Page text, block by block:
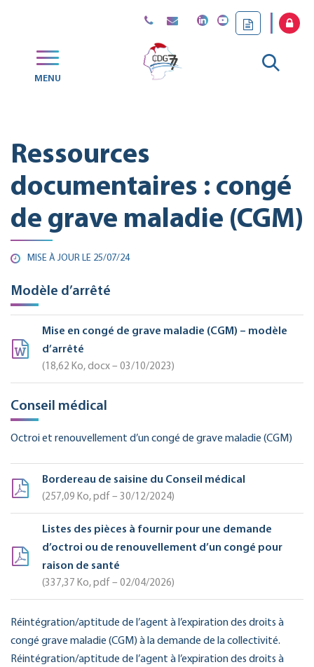
MENU
Aller
Ressources
documentaires : congé
de grave maladie (CGM)
MISE À JOUR LE 25/07/24
Modèle d’arrêté
Mise en congé de grave maladie (CGM) – modèle
d’arrêté
18,62 Ko, docx – 03/10/2023
Conseil médical
Octroi et renouvellement d’un congé de grave maladie (CGM)
Bordereau de saisine du Conseil médical
257,09 Ko, pdf – 30/12/2024
Listes des pièces à fournir pour une demande
d’octroi ou de renouvellement d’un congé pour
raison de santé
337,37 Ko, pdf – 02/04/2026
Réintégration/aptitude de l’agent à l’expiration des droits à
congé grave maladie (CGM) à la demande de la collectivité.
Réintégration/aptitude de l’agent à l’expiration des droits à